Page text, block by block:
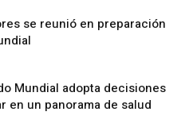
se reunió en preparación
Mundial adopta decisiones
en un panorama de salud